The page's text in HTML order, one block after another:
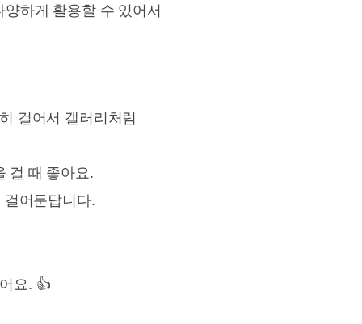
하게 활용할 수 있어서
걸어서 갤러리처럼
걸 때 좋아요.
어둔답니다.
요. 👍